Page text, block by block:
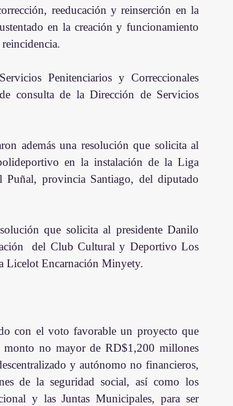
reeducación y reinserción en la
en la creación y funcionamiento
Penitenciarios y Correccionales
consulta de la Dirección de Servicios
además una resolución que solicita al
en la instalación de la Liga
Puñal, provincia Santiago, del diputado
que solicita al presidente Danilo
del Club Cultural y Deportivo Los
Licelot Encarnación Minyety.
con el voto favorable un proyecto que
monto no mayor de RD$1,200 millones
y autónomo no financieros,
de la seguridad social, así como los
y las Juntas Municipales, para ser